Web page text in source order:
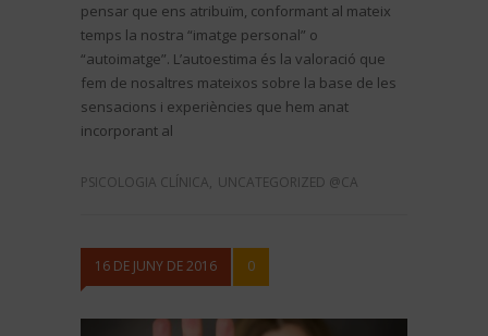
pensar que ens atribuïm, conformant al mateix
temps la nostra “imatge personal” o
“autoimatge”. L’autoestima és la valoració que
fem de nosaltres mateixos sobre la base de les
sensacions i experiències que hem anat
incorporant al
PSICOLOGIA CLÍNICA, UNCATEGORIZED @CA
16 DE JUNY DE 2016 0